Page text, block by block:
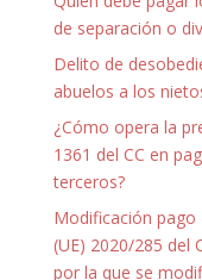
de separación o
Delito de
abuelos a los
¿Cómo opera la
1361 del CC en
terceros?
Modificación pago
(UE) 2020/285 del
por la que se